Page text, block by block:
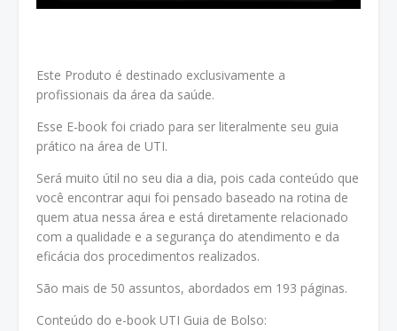
Este Produto é destinado exclusivamente a
profissionais da área da saúde.
Esse E-book foi criado para ser literalmente seu guia
prático na área de UTI.
Será muito útil no seu dia a dia, pois cada conteúdo que
você encontrar aqui foi pensado baseado na rotina de
quem atua nessa área e está diretamente relacionado
com a qualidade e a segurança do atendimento e da
eficácia dos procedimentos realizados.
São mais de 50 assuntos, abordados em 193 páginas.
Conteúdo do e-book UTI Guia de Bolso: